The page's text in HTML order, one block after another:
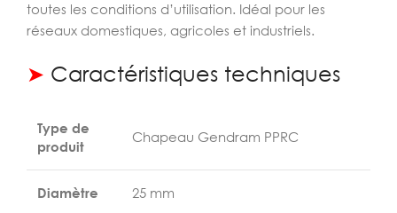
toutes les conditions d’utilisation. Idéal pour les
réseaux domestiques, agricoles et industriels.
➤ Caractéristiques techniques
Type de
produit
Chapeau Gendram PPRC
Diamètre 25 mm